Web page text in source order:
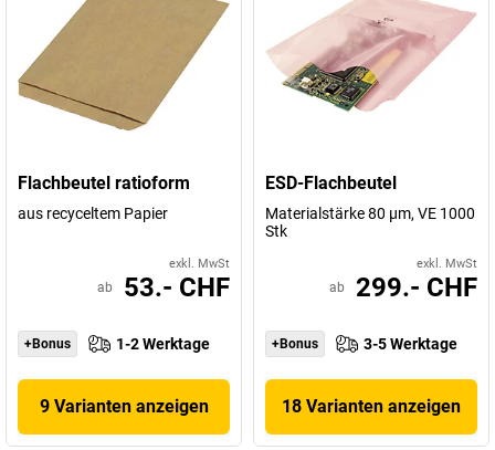
Flachbeutel ratioform
aus recyceltem Papier
exkl. MwSt
ab 53.- CHF
+Bonus 1-2 Werktage
9 Varianten anzeigen
ESD-Flachbeutel
Materialstärke 80 µm, VE 1000
Stk
exkl. MwSt
ab 299.- CHF
+Bonus 3-5 Werktage
18 Varianten anzeigen